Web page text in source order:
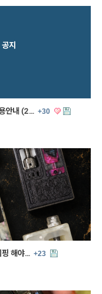
공지
안내 (2… +30
핑 해야… +23